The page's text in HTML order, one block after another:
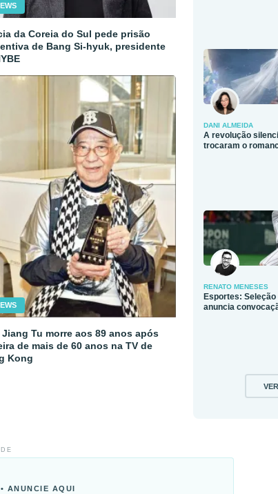
da Coreia do Sul pede prisão
de Bang Si-hyuk, presidente
Tu morre aos 89 anos após
de mais de 60 anos na TV de
Kong
DANI ALMEIDA
A revolução
trocaram o
RENATO MENESES
Esportes: Seleção
anuncia
ANUNCIE AQUI